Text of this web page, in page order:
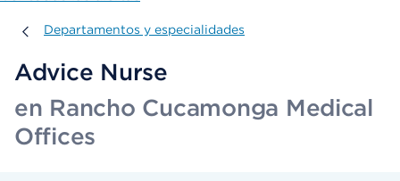
Departamentos y especialidades
Departamentos y especialidades
Advice Nurse
en Rancho Cucamonga Medical
Offices